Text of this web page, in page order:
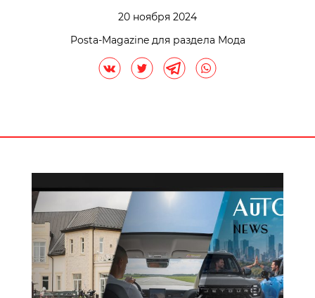
20 ноября 2024
Posta-Magazine для раздела Мода